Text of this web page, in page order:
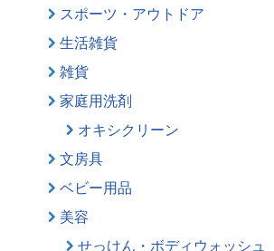
スポーツ・アウトドア
生活雑貨
雑貨
家庭用洗剤
オキシクリーン
文房具
ベビー用品
美容
せっけん・ボディウォッシュ